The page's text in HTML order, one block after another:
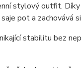
stylový outfit.
pot a zachovává
stabilitu bez